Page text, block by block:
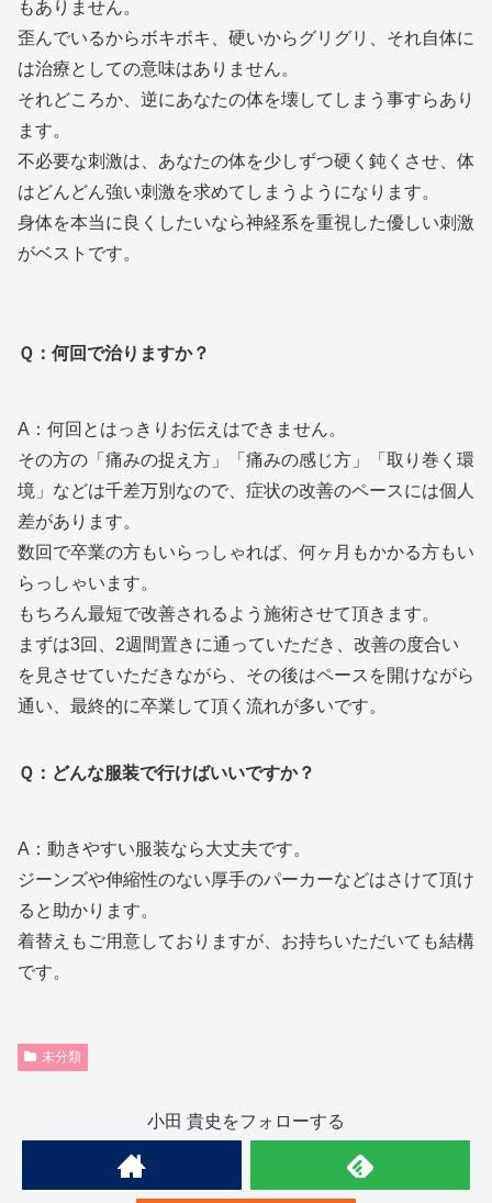
もありません。
歪んでいるからボキボキ、硬いからグリグリ、それ自体に
は治療としての意味はありません。
それどころか、逆にあなたの体を壊してしまう事すらあり
ます。
不必要な刺激は、あなたの体を少しずつ硬く鈍くさせ、体
はどんどん強い刺激を求めてしまうようになります。
身体を本当に良くしたいなら神経系を重視した優しい刺激
がベストです。
Ｑ：何回で治りますか？
A：何回とはっきりお伝えはできません。
その方の「痛みの捉え方」「痛みの感じ方」「取り巻く環
境」などは千差万別なので、症状の改善のペースには個人
差があります。
数回で卒業の方もいらっしゃれば、何ヶ月もかかる方もい
らっしゃいます。
もちろん最短で改善されるよう施術させて頂きます。
まずは3回、2週間置きに通っていただき、改善の度合い
を見させていただきながら、その後はペースを開けながら
通い、最終的に卒業して頂く流れが多いです。
Ｑ：どんな服装で行けばいいですか？
A：動きやすい服装なら大丈夫です。
ジーンズや伸縮性のない厚手のパーカーなどはさけて頂け
ると助かります。
着替えもご用意しておりますが、お持ちいただいても結構
です。
未分類
小田 貴史をフォローする